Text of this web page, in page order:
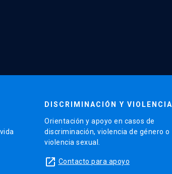
DISCRIMINACIÓN Y VIOLENCIA
Orientación y apoyo en casos de
discriminación, violencia de género o
violencia sexual.
launch Contacto para apoyo